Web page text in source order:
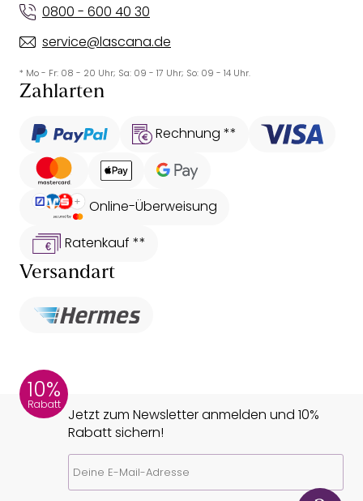
0800 - 600 40 30
service@lascana.de
* Mo - Fr: 08 - 20 Uhr; Sa: 09 - 17 Uhr; So: 09 - 14 Uhr.
Zahlarten
Rechnung **
Online-Überweisung
Ratenkauf **
Versandart
10%
Rabatt
Jetzt zum Newsletter anmelden und 10%
Rabatt sichern!